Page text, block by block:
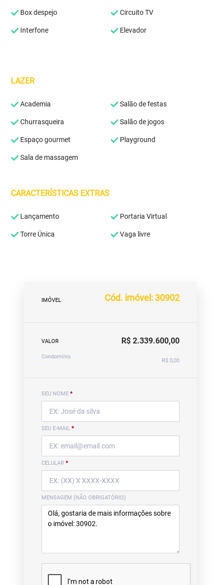
Box despejo Circuito TV
Interfone Elevador
LAZER
Academia Salão de festas
Churrasqueira Salão de jogos
Espaço gourmet Playground
Sala de massagem
CARACTERÍSTICAS EXTRAS
Lançamento Portaria Virtual
Torre Única Vaga livre
IMÓVEL Cód. imóvel: 30902
VALOR R$ 2.339.600,00
Condomínio
R$ 0,00
SEU NOME *
SEU E-MAIL *
CELULAR *
MENSAGEM (NÃO OBRIGATÓRIO)